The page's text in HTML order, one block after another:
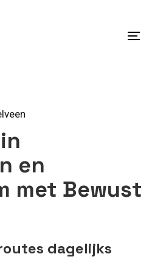
en
met Bewust
dagelijks